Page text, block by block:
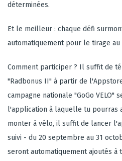
déterminées.
Et le meilleur : chaque défi
automatiquement pour le tirage
Comment participer ? Il suffit de
"Radbonus II" à partir de
campagne nationale "GoGo VELO"
l'application à laquelle tu pourras
monter à vélo, il suffit de lancer
suivi - du 20 septembre au 31
seront automatiquement ajoutés à